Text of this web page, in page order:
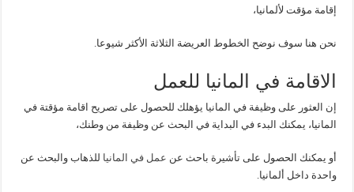
إقامة مؤقت لألمانيا،
نحن هنا سوف نوضح الخطوط العريضة الثلاثة الأكثر شيوعا.
الاقامة في المانيا للعمل
إن العثور على وظيفة في المانيا يؤهلك للحصول على تصريح اقامة مؤقتة في
المانيا، يمكنك البدء في البداية في البحث عن وظيفة من وطنك،
أو يمكنك الحصول على تأشيرة باحث عن عمل في المانيا للذهاب والبحث عن
واحدة داخل ألمانيا.